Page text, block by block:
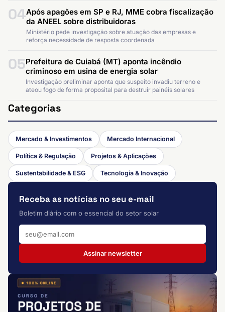
04Após apagões em SP e RJ, MME cobra fiscalização
da ANEEL sobre distribuidoras
Ministério pede investigação sobre atuação das empresas e
reforça necessidade de resposta coordenada
05Prefeitura de Cuiabá (MT) aponta incêndio
criminoso em usina de energia solar
Investigação preliminar aponta que suspeito invadiu terreno e
ateou fogo de forma proposital para destruir painéis solares
Categorias
Mercado & Investimentos Mercado Internacional
Política & Regulação Projetos & Aplicações
Sustentabilidade & ESG Tecnologia & Inovação
Receba as notícias no seu e-mail
Boletim diário com o essencial do setor solar
Assinar newsletter